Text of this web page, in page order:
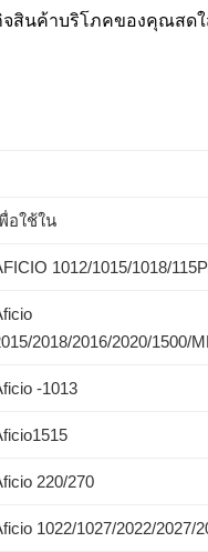
จสินค้าบริโภคของคุณสด
อใช้ใน
1012/1015/1018/
2018/2016/2020/1500/
-1013
220/270
1022/1027/2022/2027/